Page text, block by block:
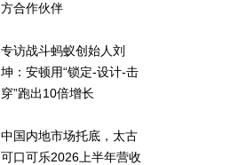
方合作伙伴
专访战斗蚂蚁创始人刘
坤：安顿用“锁定-设计-击
穿”跑出10倍增长
中国内地市场托底，太古
可口可乐2026上半年营收